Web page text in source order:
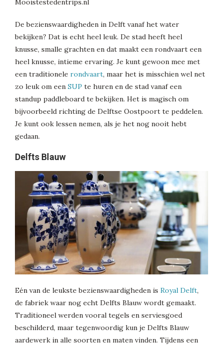
De bezienswaardigheden in Delft vanaf het water
bekijken? Dat is echt heel leuk. De stad heeft heel
knusse, smalle grachten en dat maakt een rondvaart een
heel knusse, intieme ervaring. Je kunt gewoon mee met
een traditionele rondvaart, maar het is misschien wel net
zo leuk om een SUP te huren en de stad vanaf een
standup paddleboard te bekijken. Het is magisch om
bijvoorbeeld richting de Delftse Oostpoort te peddelen.
Je kunt ook lessen nemen, als je het nog nooit hebt
gedaan.
Delfts Blauw
Eén van de leukste bezienswaardigheden is Royal Delft,
de fabriek waar nog echt Delfts Blauw wordt gemaakt.
Traditioneel werden vooral tegels en serviesgoed
beschilderd, maar tegenwoordig kun je Delfts Blauw
aardewerk in alle soorten en maten vinden. Tijdens een